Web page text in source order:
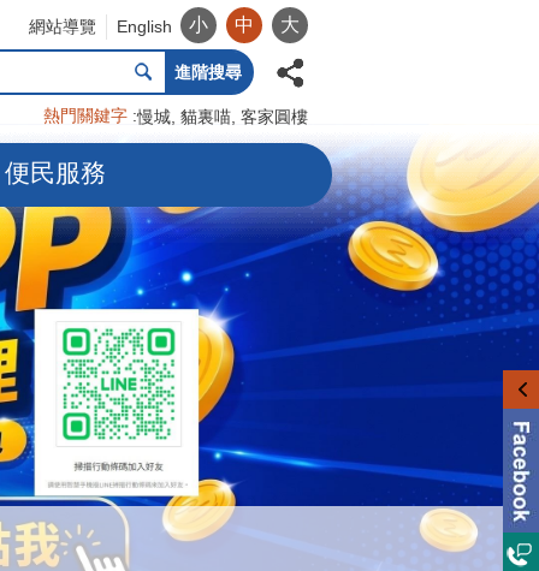
網站導覽 English 小 中 大
進階搜尋
熱門關鍵字 慢城 貓裏喵 客家圓樓
便民服務